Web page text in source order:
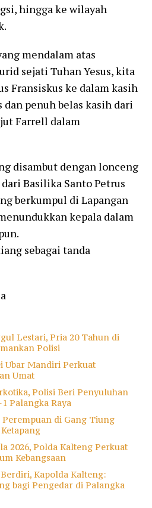
hingga ke wilayah
mendalam atas
sejati Tuhan Yesus, kita
Fransiskus ke dalam kasih
penuh belas kasih dari
Farrell dalam
disambut dengan lonceng
Basilika Santo Petrus
berkumpul di Lapangan
kepala dalam
sebagai tanda
Lestari, Pria 20 Tahun di
Polisi
Ubar Mandiri Perkuat
Umat
Polisi Beri Penyuluhan
Palangka Raya
Perempuan di Gang Tiung
2026, Polda Kalteng Perkuat
Kebangsaan
Kapolda Kalteng:
bagi Pengedar di Palangka